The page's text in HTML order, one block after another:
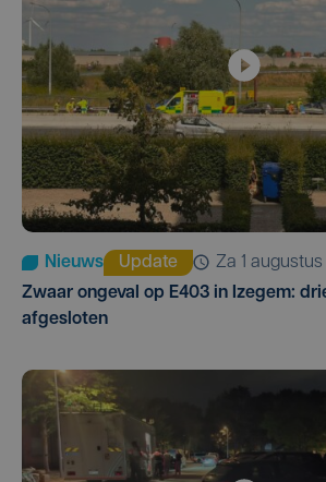
Nieuws Update
za 1 augustus
Zwaar ongeval op E403 in Izegem:
afgesloten